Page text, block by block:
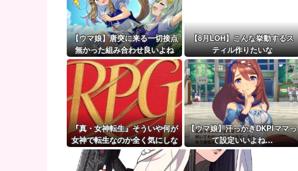
【ウマ娘】唐突に来る一切接点
無かった組み合わせ良いよね
【8月LOH】こんな挙動するス
ティル作りたいな
『真・女神転生』そういや何が
女神で転生なのか全く気にしな
いでプレイしてた『真・女神転
生2』
【ウマ娘】汗っかきDKPIママっ
て設定いいよね…